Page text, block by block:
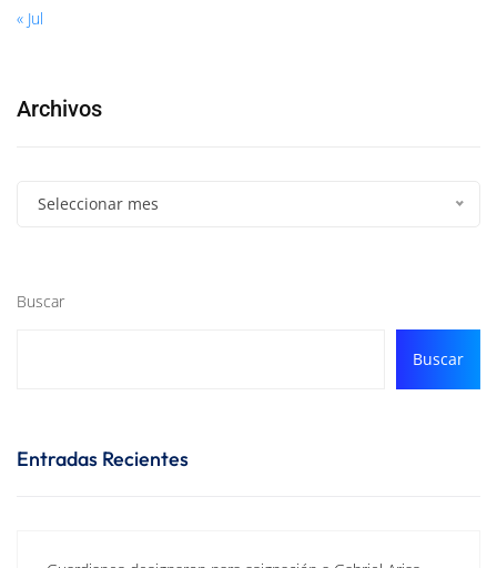
« Jul
Archivos
Seleccionar mes
Buscar
Buscar
Entradas Recientes